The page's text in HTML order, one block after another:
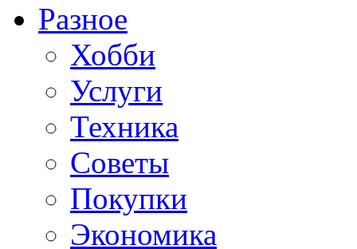
Разное
Хобби
Услуги
Техника
Советы
Покупки
Экономика